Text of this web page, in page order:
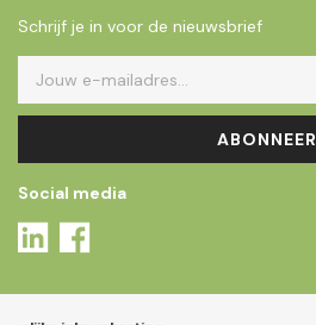
Schrijf je in voor de nieuwsbrief
ABONNEER
Social media